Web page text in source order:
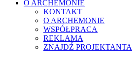
O ARCHEMONIE
KONTAKT
O ARCHEMONIE
WSPÓŁPRACA
REKLAMA
ZNAJDŹ PROJEKTANTA